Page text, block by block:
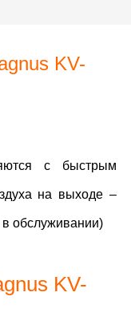
KV-
с быстрым
на выходе –
обслуживании)
KV-